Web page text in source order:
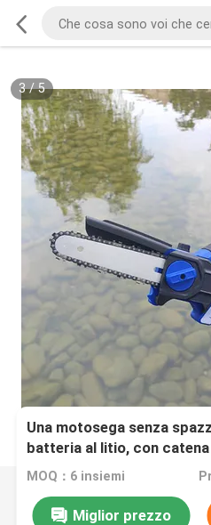
3/5
Una motosega senza
batteria al litio, con
con mini motosega elettrica
MOQ：6 insiemi
Miglior prezzo